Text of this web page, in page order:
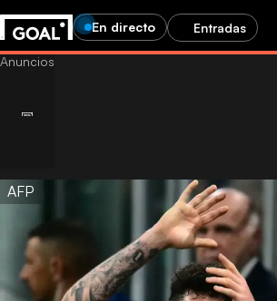
En directo Entradas
AFP